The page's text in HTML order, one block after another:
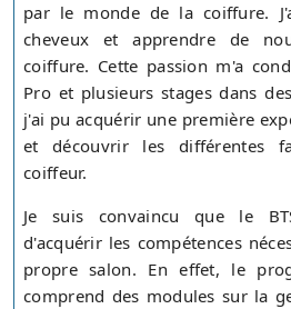
par le monde de la coiffure.
cheveux et apprendre de
coiffure. Cette passion m'a
Pro et plusieurs stages dans
j'ai pu acquérir une première
et découvrir les différentes
coiffeur.
Je suis convaincu que le
d'acquérir les compétences
propre salon. En effet, le
comprend des modules sur la